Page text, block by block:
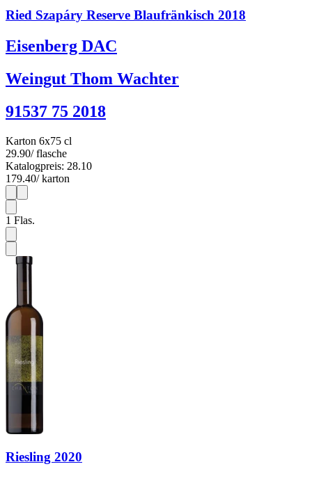
Ried Szapáry Reserve Blaufränkisch 2018
Eisenberg DAC
Weingut Thom Wachter
91537 75 2018
Karton 6x75 cl
29.90/ flasche
Katalogpreis: 28.10
179.40/ karton
1
1 Flas.
Riesling 2020